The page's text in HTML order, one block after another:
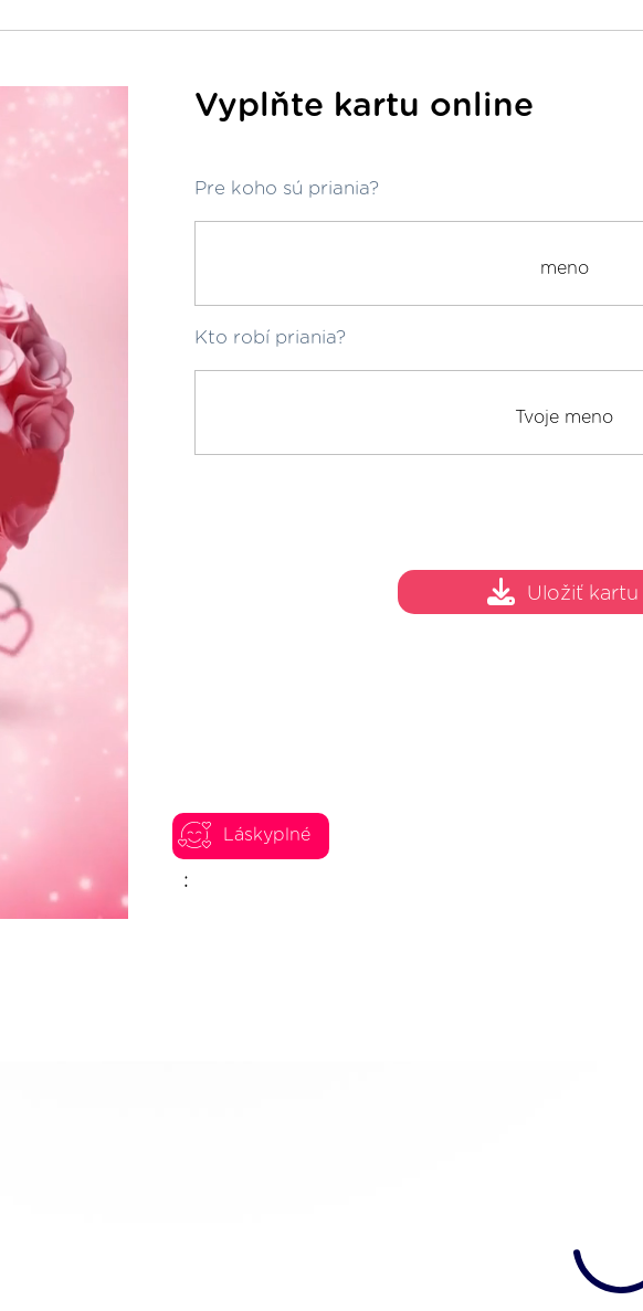
Vyplňte kartu online
Pre koho sú priania?
Kto robí priania?
Láskyplné
:
Uložiť kartu